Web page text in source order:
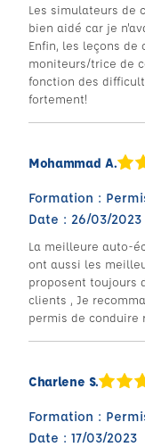
Les simulateurs de
bien aidé car je
Enfin, les leçons
moniteurs/trice de
fonction des
fortement!
Mohammad A.
Formation :
Date : 26/03/2023
La meilleure auto-
ont aussi les
proposent toujours
clients , Je
permis de conduire
Charlene S.
Formation :
Date : 17/03/2023